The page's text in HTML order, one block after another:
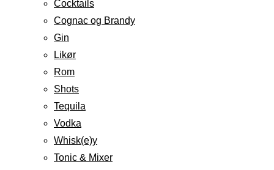
Cocktails
Cognac og Brandy
Gin
Likør
Rom
Shots
Tequila
Vodka
Whisk(e)y
Tonic & Mixer